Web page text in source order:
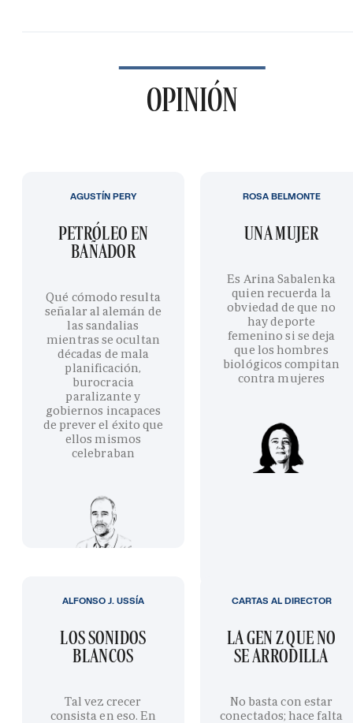
OPINIÓN
PETRÓLEO EN
BAÑADOR
Qué cómodo resulta
señalar al alemán de
las sandalias
mientras se ocultan
décadas de mala
planificación,
burocracia
paralizante y
gobiernos incapaces
de prever el éxito que
ellos mismos
celebraban
AGUSTÍN PERY
UNA MUJER
Es Arina Sabalenka
quien recuerda la
obviedad de que no
hay deporte
femenino si se deja
que los hombres
biológicos compitan
contra mujeres
ROSA BELMONTE
LOS SONIDOS
BLANCOS
Tal vez crecer
consista en eso. En
ALFONSO J. USSÍA
LA GEN Z QUE NO
SE ARRODILLA
No basta con estar
conectados; hace falta
CARTAS AL DIRECTOR